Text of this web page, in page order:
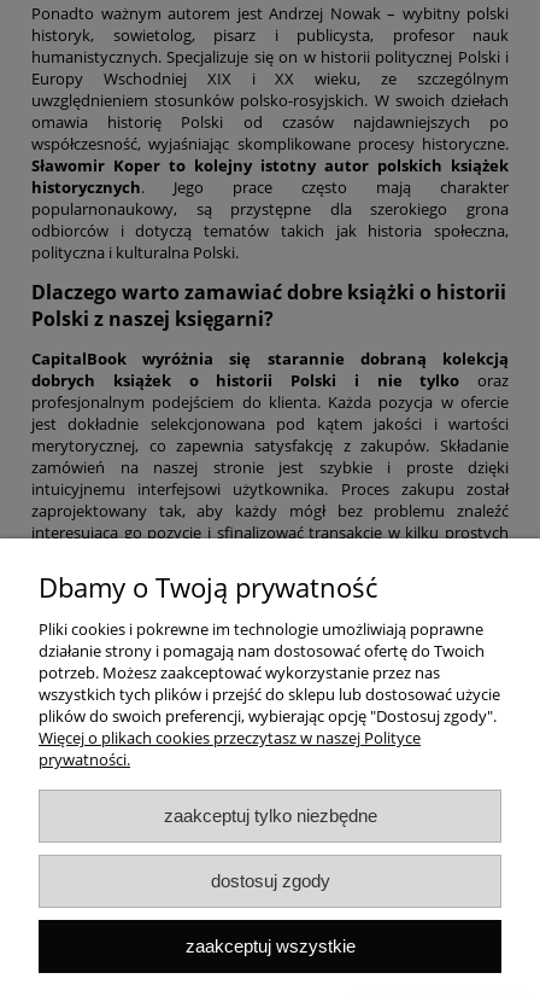
Ponadto ważnym autorem jest Andrzej Nowak – wybitny polski
historyk, sowietolog, pisarz i publicysta, profesor nauk
humanistycznych. Specjalizuje się on w historii politycznej Polski i
Europy Wschodniej XIX i XX wieku, ze szczególnym
uwzględnieniem stosunków polsko-rosyjskich. W swoich dziełach
omawia historię Polski od czasów najdawniejszych po
współczesność, wyjaśniając skomplikowane procesy historyczne.
Sławomir Koper to kolejny istotny autor polskich książek
historycznych. Jego prace często mają charakter
popularnonaukowy, są przystępne dla szerokiego grona
odbiorców i dotyczą tematów takich jak historia społeczna,
polityczna i kulturalna Polski.
Dlaczego warto zamawiać dobre książki o historii
Polski z naszej księgarni?
CapitalBook wyróżnia się starannie dobraną kolekcją
dobrych książek o historii Polski i
nie tylko oraz
profesjonalnym podejściem do klienta. Każda pozycja w ofercie
jest dokładnie selekcjonowana pod kątem jakości i wartości
merytorycznej, co zapewnia satysfakcję z zakupów. Składanie
zamówień na naszej stronie jest szybkie i proste dzięki
intuicyjnemu interfejsowi użytkownika. Proces zakupu został
zaprojektowany tak, aby każdy mógł bez problemu znaleźć
interesującą go pozycję i sfinalizować transakcję w kilku prostych
Pomoc
Dostawa
Moje konto
O firmie
Rekomendowane strony
Szybki kontakt
Capital ul. Tenisowa 8/U1, 02-602 Warszawa, Tel:+48
Dbamy o Twoją prywatność
Pliki cookies i pokrewne im technologie umożliwiają poprawne
działanie strony i pomagają nam dostosować ofertę do Twoich
potrzeb. Możesz zaakceptować wykorzystanie przez nas
wszystkich tych plików i przejść do sklepu lub dostosować użycie
plików do swoich preferencji, wybierając opcję "Dostosuj zgody".
Więcej o plikach cookies przeczytasz w naszej Polityce
prywatności.
zaakceptuj tylko niezbędne
dostosuj zgody
zaakceptuj wszystkie